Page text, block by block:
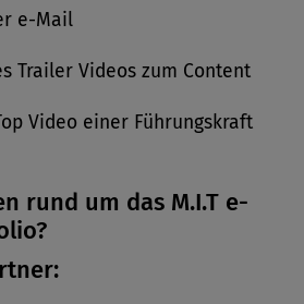
e-Mail
Trailer Videos zum Content
Video einer Führungskraft
rund um das M.I.T e-